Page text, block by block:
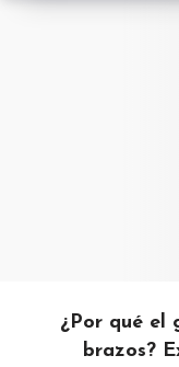
¿Por qué el
brazos?